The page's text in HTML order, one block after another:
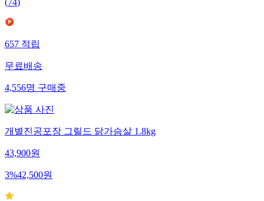
(74)
657적립
무료배송
4,556명구매중
개별진공포장 그릴드 닭가슴살 1.8kg
43,900원
3%42,500원